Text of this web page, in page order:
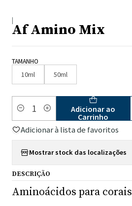
|
Af Amino Mix
TAMANHO
10ml 50ml
Quantidade
Adicionar ao
Carrinho
Adicionar à lista de favoritos
Mostrar stock das localizações
DESCRIÇÃO
Aminoácidos para corais